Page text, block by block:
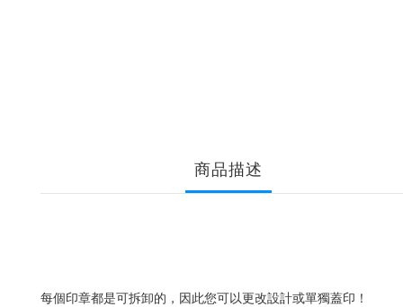
商品描述
每個印章都是可拆卸的，因此您可以更改設計或單獨蓋印！